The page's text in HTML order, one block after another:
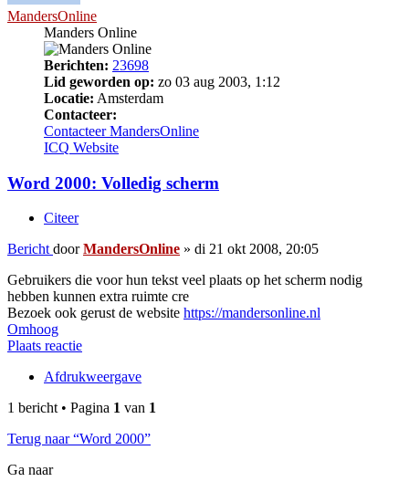
MandersOnline
Manders Online
Berichten: 23698
Lid geworden op: zo 03 aug 2003, 1:12
Locatie: Amsterdam
Contacteer:
Contacteer MandersOnline
ICQ Website
Word 2000: Volledig scherm
Citeer
Bericht doorMandersOnline » di 21 okt 2008, 20:05
Gebruikers die voor hun tekst veel plaats op het scherm nodig
hebben kunnen extra ruimte cre
Bezoek ook gerust de website https://mandersonline.nl
Omhoog
Plaats reactie
Afdrukweergave
1 bericht • Pagina 1 van 1
Terug naar “Word 2000”
Ga naar